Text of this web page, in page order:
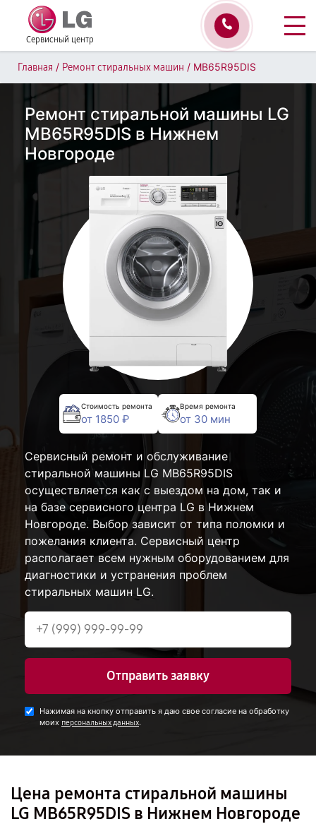
Сервисный центр
Главная / Ремонт стиральных машин / MB65R95DIS
Ремонт стиральной машины LG
MB65R95DIS в Нижнем
Новгороде
Стоимость ремонта
от 1850 ₽
Время ремонта
от 30 мин
Сервисный ремонт и обслуживание
стиральной машины LG MB65R95DIS
осуществляется как с выездом на дом, так и
на базе сервисного центра LG в Нижнем
Новгороде. Выбор зависит от типа поломки и
пожелания клиента. Сервисный центр
располагает всем нужным оборудованием для
диагностики и устранения проблем
стиральных машин LG.
Отправить заявку
Нажимая на кнопку отправить я даю свое согласие на обработку
моих персональных данных.
Цена ремонта стиральной машины
LG MB65R95DIS в Нижнем Новгороде